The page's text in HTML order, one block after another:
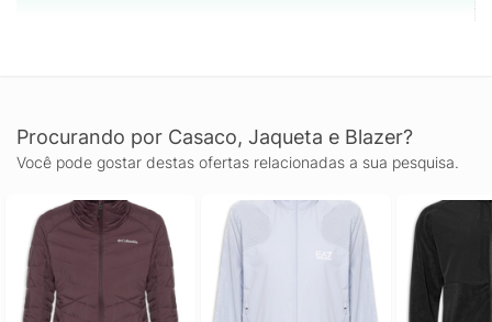
Procurando por Casaco, Jaqueta e Blazer?
Você pode gostar destas ofertas relacionadas a sua pesquisa.